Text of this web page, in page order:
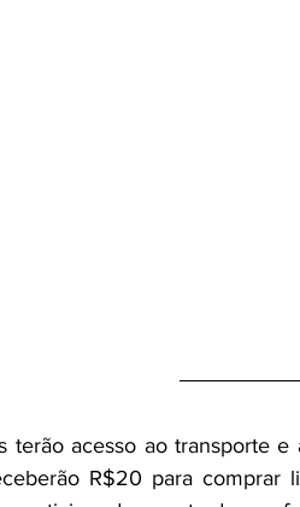
terão acesso ao transporte
R$20 para comprar